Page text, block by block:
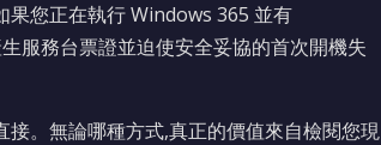
您正在執行 Windows 365 並有
服務台票證並迫使安全妥協的首次開機失
。無論哪種方式,真正的價值來自檢閱您現